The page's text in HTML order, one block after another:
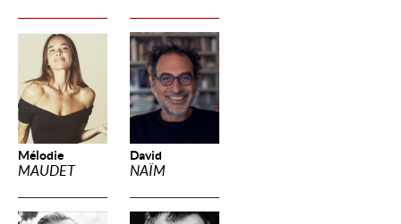
Mélodie
MAUDET
David
NAÏM